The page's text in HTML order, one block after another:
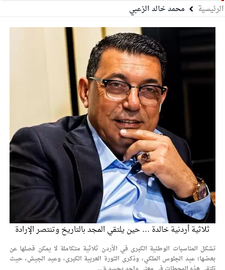
الجيش يفتح باب التجنيد لحملة البكالوريوس في الحقوق والقانون
بيان اجتماع عمّان:دعم الوصاية الهاشمية التاريخية على المقدسات
الإسلامية والمسيحية
الأمن يتلف 16 مليون حبة كبتاجون و1480 كغم مواد مخدرة
النواب يقر مشروع تعديل قانون الملكية العقارية
القاضي يلتقي رؤساء تحرير الصحف اليومية ويؤكد حرص مجلس
النواب على شراكة فاعلة مع الإعلام
دعوة المكلفين بخدمة العلم (الدفعة الثالثة) إلى مراجعة منصة خدمة
العلم
الملك يلتقي مجموعة من رفاق السلاح
الملك يتلقى اتصالا هاتفيا من العاهل البحريني
القاضي محمود أحمد فريحات.. مبارك ومزيدا من التوفيق
الرئيسية محمد خالد الزعبي
ثلاثية أردنية خالدة … حين يلتقي المجد بالتاريخ وتنتصر الإرادة
تشكل المناسبات الوطنية الكبرى في الأردن ثلاثية متكاملة لا يمكن فصلها عن
بعضها؛ عيد الجلوس الملكي، وذكرى الثورة العربية الكبرى، وعيد الجيش، حيث